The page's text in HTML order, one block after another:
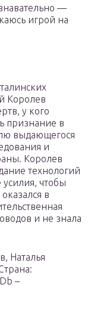
—
игрой на
Королев
у кого
признание в
выдающегося
и
Королев
технологий
усилия, чтобы
в
и не знала
Наталья
–